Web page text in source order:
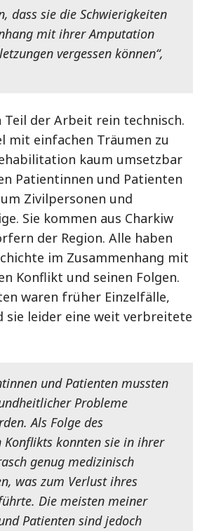
dass sie die Schwierigkeiten
mit ihrer Amputation
vergessen können“,
Teil der Arbeit rein technisch.
mit einfachen Träumen zu
kaum umsetzbar
Patientinnen und Patienten
Zivilpersonen und
Sie kommen aus Charkiw
der Region. Alle haben
im Zusammenhang mit
Konflikt und seinen Folgen.
waren früher Einzelfälle,
sie leider eine weit verbreitete
und Patienten mussten
Probleme
Als Folge des
Konflikts konnten sie in ihrer
genug medizinisch
was zum Verlust ihres
Die meisten meiner
Patienten sind jedoch